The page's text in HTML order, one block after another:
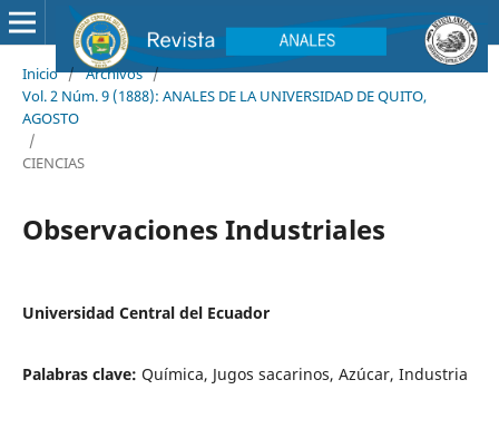
Inicio / Archivos /
Vol. 2 Núm. 9 (1888): ANALES DE LA UNIVERSIDAD DE QUITO,
AGOSTO
/
CIENCIAS
Observaciones Industriales
Universidad Central del Ecuador
Palabras clave: Química, Jugos sacarinos, Azúcar, Industria